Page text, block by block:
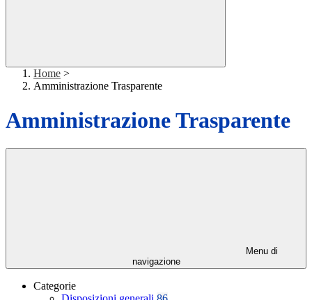
Home >
Amministrazione Trasparente
Amministrazione Trasparente
Menu di
navigazione
Categorie